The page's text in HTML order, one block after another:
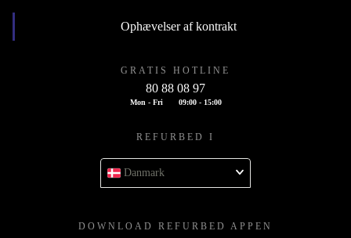
Ophævelser af kontrakt
GRATIS HOTLINE
80 88 08 97
Mon - Fri 09:00 - 15:00
REFURBED I
Danmark
DOWNLOAD REFURBED APPEN